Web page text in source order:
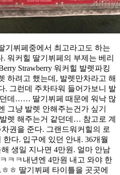
기뷔페중에서 최고라고도 하는
워커힐 딸기뷔페의 부제는 베리
Strawberry 워커힐 발렛파킹
하려고 했는데, 발렛만차라고 해
. 그런데 주차타워 들어가보니 발
데…… 딸기뷔페 때문에 워낙 많
그냥 발렛 안해주는건가 싶기
렛 해주는거 같던데… 참고로 계
권을 준다. 그랜드워커힐의 로
다. 입구에 있던 안내. 36개월
생일 지나면 4만원. 얼마 안남
ㅋㅋ내년엔 4만원 내고 와야 한
ㅎ 딸기뷔페 타이틀을 곳곳에